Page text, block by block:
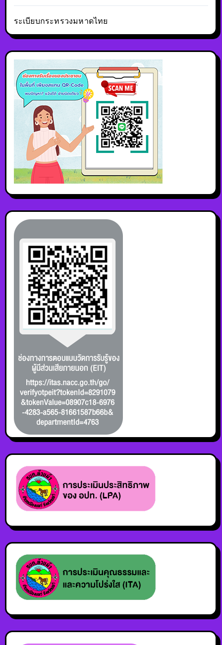
ระเบียบกระทรวงมหาดไทย